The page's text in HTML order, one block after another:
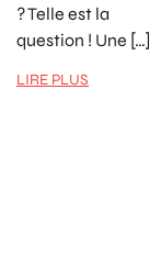
? Telle est la
question ! Une […]
LIRE PLUS